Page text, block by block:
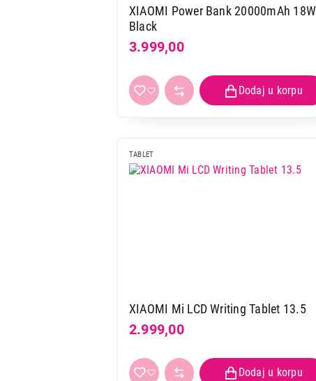
XIAOMI Power Bank 20000mAh 18W
Black
3.999,00
TABLET
XIAOMI Mi LCD Writing Tablet 13.5
2.999,00